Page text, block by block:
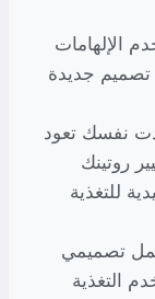
الإلهامات
تصميم جديدة
نفسك تعود
روتينك
للتغذية
تصميمي
التغذية